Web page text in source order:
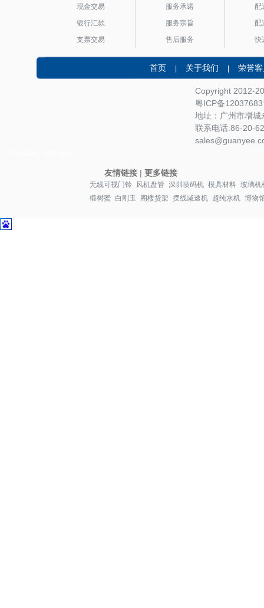
现金交易
银行汇款
支票交易
服务承诺
服务宗旨
售后服务
配
配
快
首页 关于我们 荣誉
Copyright 2012-
粤ICP备12037683
地址：广州市增
联系电话:86-20-
友情链接| 更多链接
无线可视门铃 风机盘管 深圳喷码机 模具材料 玻璃机
椴树蜜 白刚玉 阁楼货架 摆线减速机 超纯水机 博物